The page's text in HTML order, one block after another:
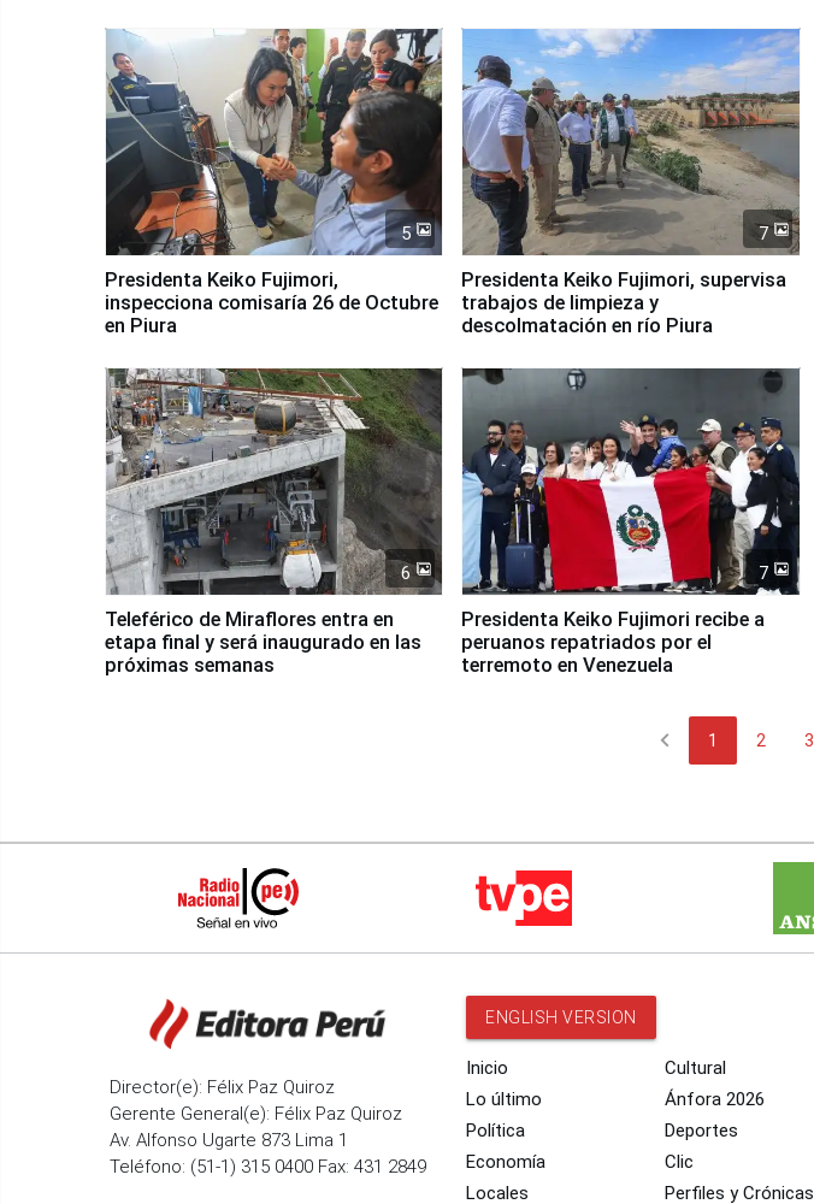
5
Presidenta Keiko Fujimori,
inspecciona comisaría 26 de Octubre
en Piura
7
Presidenta Keiko Fujimori, supervisa
trabajos de limpieza y
descolmatación en río Piura
6
Teleférico de Miraflores entra en
etapa final y será inaugurado en las
próximas semanas
7
Presidenta Keiko Fujimori recibe a
peruanos repatriados por el
terremoto en Venezuela
chevron_left 1 2 3
Director(e): Félix Paz Quiroz
Gerente General(e): Félix Paz Quiroz
Av. Alfonso Ugarte 873 Lima 1
Teléfono: (51-1) 315 0400 Fax: 431 2849
ENGLISH VERSION
Inicio
Lo último
Política
Economía
Locales
Cultural
Ánfora 2026
Deportes
Clic
Perfiles y Crónicas